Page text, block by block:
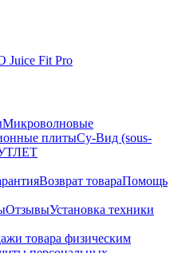
Juice Fit Pro
Микроволновые
плитыСу-Вид (sous-
Возврат товараПомощь
ОтзывыУстановка техники
товара физическим